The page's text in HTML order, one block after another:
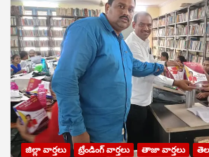
జిల్లా వార్తలు ట్రేండింగ్ వార్తలు తాజా వార్తలు